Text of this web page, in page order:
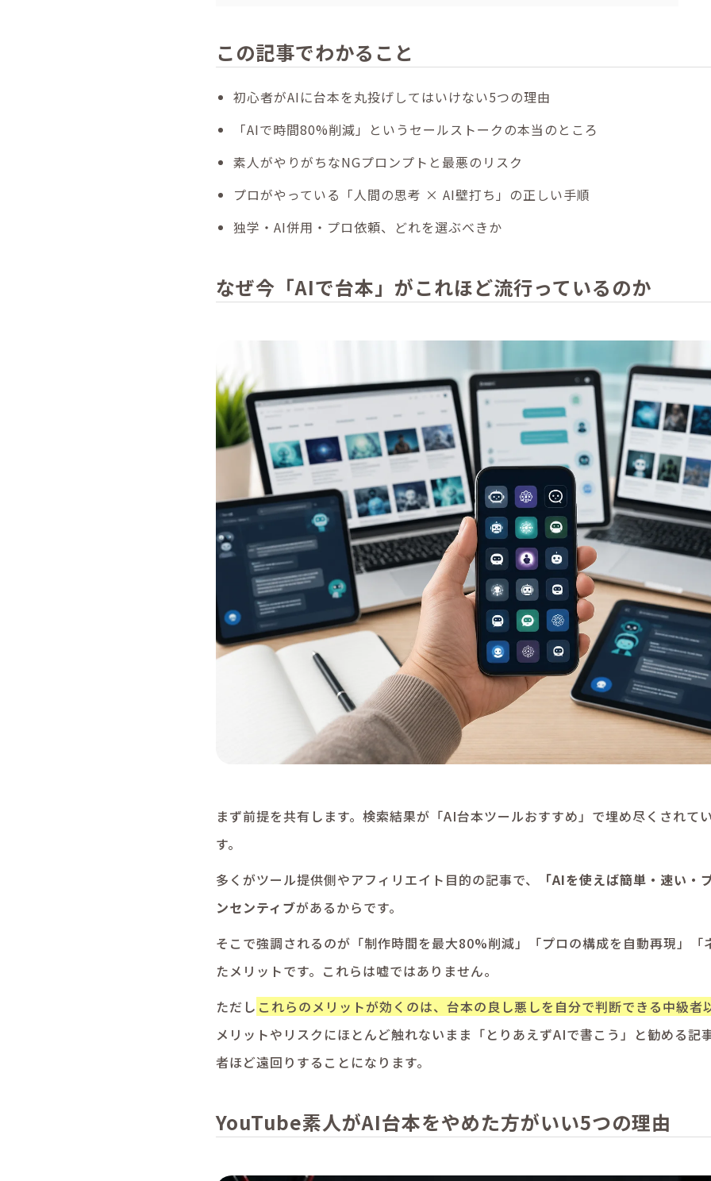
この記事でわかること
初心者がAIに台本を丸投げしてはいけない5つの理由
「AIで時間80%削減」というセールストークの本当のところ
素人がやりがちなNGプロンプトと最悪のリスク
プロがやっている「人間の思考 × AI壁打ち」の正しい手順
独学・AI併用・プロ依頼、どれを選ぶべきか
なぜ今「AIで台本」がこれほど流行っているのか
まず前提を共有します。検索結果が「AI台本ツールおすすめ」で埋め尽くされて
す。
多くがツール提供側やアフィリエイト目的の記事で、
「AIを使えば簡単・速い・
ンセンティブがあるからです。
そこで強調されるのが「制作時間を最大80%削減」「プロの構成を自動再現」「
たメリットです。これらは嘘ではありません。
ただし これらのメリットが効くのは、台本の良し悪しを自分で判断できる中級者
メリットやリスクにほとんど触れないまま「とりあえずAIで書こう」と勧める記
者ほど遠回りすることになります。
YouTube素人がAI台本をやめた方がいい5つの理由